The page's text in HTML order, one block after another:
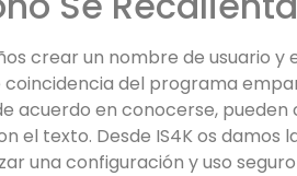
crear un nombre de usuario
del programa
acuerdo en conocerse,
el texto. Desde IS4K os
una configuración y uso